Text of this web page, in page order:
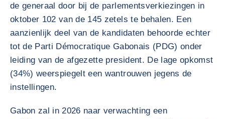
de generaal door bij de parlementsverkiezingen in
oktober 102 van de 145 zetels te behalen. Een
aanzienlijk deel van de kandidaten behoorde echter
tot de Parti Démocratique Gabonais (PDG) onder
leiding van de afgezette president. De lage opkomst
(34%) weerspiegelt een wantrouwen jegens de
instellingen.
Gabon zal in 2026 naar verwachting een